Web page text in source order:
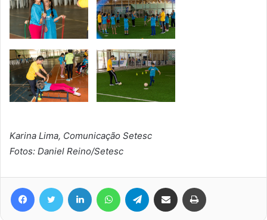
Karina Lima, Comunicação Setesc
Fotos: Daniel Reino/Setesc
FacebookTwitter Linkedin WhatsAppTelegram Compartilhar via e-mail